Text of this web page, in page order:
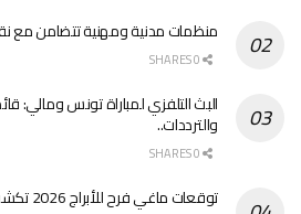
منظمات مدنية ومهنية تتضامن مع
البث التلفزي لمباراة تونس ومالي:
والترددات..
توقعات ماغي فرح للأبراج 2026 تكشف خريطة الحظ والتغيير..